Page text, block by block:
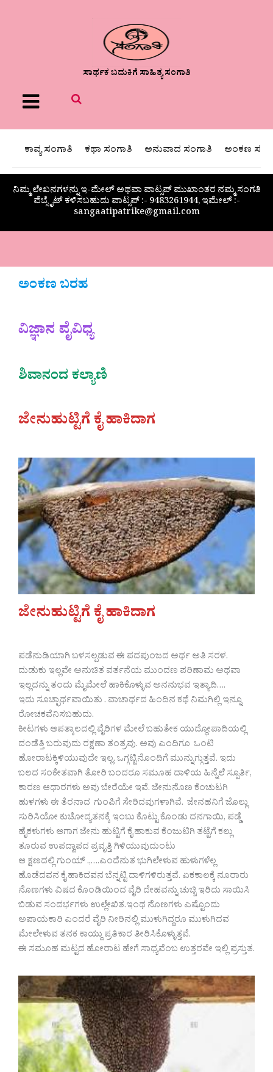
ಸಾರ್ಥಕ ಬದುಕಿಗೆ ಸಾಹಿತ್ಯ ಸಂಗಾತಿ
Menu
ಕಾವ್ಯ ಸಂಗಾತಿ ಕಥಾ ಸಂಗಾತಿ ಅನುವಾದ ಸಂಗಾತಿ ಅಂಕಣ
ನಿಮ್ಮ ಲೇಖನಗಳನ್ನು ಇ-ಮೇಲ್ ಅಥವಾ ವಾಟ್ಸಪ್ ಮುಖಾಂತರ ನಮ್ಮ ಸಂಗತಿ
ವೆಬ್ಸೈಟ್ ಕಳಿಸಬಹುದು ವಾಟ್ಸಪ್‌ :- 9483261944, ಇಮೇಲ್ :-
sangaatipatrike@gmail.com
ಅಂಕಣ ಬರಹ
ವಿಜ್ಞಾನ ವೈವಿಧ್ಯ
ಶಿವಾನಂದ ಕಲ್ಯಾಣಿ
ಜೇನುಹುಟ್ಟಿಗೆ ಕೈ ಹಾಕಿದಾಗ
ಜೇನುಹುಟ್ಟಿಗೆ ಕೈ ಹಾಕಿದಾಗ
ಪಡೆನುಡಿಯಾಗಿ ಬಳಸಲ್ಪಡುವ ಈ ಪದಪುಂಜದ ಅರ್ಥ ಅತಿ ಸರಳ.
ದುಡುಕು ಇಲ್ಲವೇ ಅನುಚಿತ ವರ್ತನೆಯ ಮುಂದಣ ಪರಿಣಾಮ ಅಥವಾ
ಇಲ್ಲದನ್ನು ತಂದು ಮೈಮೇಲೆ ಹಾಕಿಕೊಳ್ಳುವ ಅನನುಭವ ಇತ್ಯಾದಿ….
ಇದು ಸೂಚ್ಛಾರ್ಥವಾಯಿತು . ವಾಚಾರ್ಥದ ಹಿಂದಿನ ಕಥೆ ನಿಮಗಿಲ್ಲಿ ಇನ್ನೂ
ರೋಚಕವೆನಿಸಬಹುದು.
ಕೀಟಗಳು ಆಪತ್ಕಾಲದಲ್ಲಿ ವೈರಿಗಳ ಮೇಲೆ ಬಹುತೇಕ ಯುದ್ಧೋಪಾದಿಯಲ್ಲಿ
ದಂಡೆತ್ತಿ ಬರುವುದು ರಕ್ಷಣಾ ತಂತ್ರವು. ಅವು ಎಂದಿಗೂ ಒಂಟಿ
ಹೋರಾಟಕ್ಕಿಳಿಯುವುದೇ ಇಲ್ಲ. ಒಗ್ಗಟ್ಟಿನೊಂದಿಗೆ ಮುನ್ನುಗ್ಗುತ್ತವೆ. ಇದು
ಬಲದ ಸಂಕೇತವಾಗಿ ತೋರಿ ಬಂದರೂ ಸಮೂಹ ದಾಳಿಯ ಹಿನ್ನೆಲೆ ಸ್ಪೂರ್ತಿ,
ಕಾರಣ ಆಧಾರಗಳು ಅವು ಬೇರೆಯೇ ಇವೆ. ಜೇನುನೊಣ ಕೆಂಚುಟಗಿ
ಹುಳಗಳು ಈ ತೆರನಾದ ಗುಂಪಿಗೆ ಸೇರಿದವುಗಳಾಗಿವೆ. ಜೇನಹನಿಗೆ ಜೊಲ್ಲು
ಸುರಿಸಿಯೋ ಕುಚೋದ್ಯತನಕ್ಕೆ ಇಂಬು ಕೊಟ್ಟು ಕೊಂಡು ದನಗಾಯಿ, ಪಡ್ಡೆ
ಹೈಕಳುಗಳು ಆಗಾಗ ಜೇನು ಹುಟ್ಟಿಗೆ ಕೈ ಹಾಕುವ ಕೆಂಜುಟಿಗಿ ತಟ್ಟೆಗೆ ಕಲ್ಲು
ತೂರುವ ಉಪದ್ವಾಪದ ಪ್ರವೃತ್ತಿ ಗಿಳಿಯುವುದುಂಟು
ಆ ಕ್ಷಣದಲ್ಲಿ ಗುಂಯ್ .,….ಎಂದೆನುತ ಭುಗಿಲೇಳುವ ಹುಳುಗಳೆಲ್ಲ
ಹೊಡೆದವನ ಕೈ ಹಾಕಿದವನ ಬೆನ್ನಟ್ಟಿ ದಾಳಿಗಳಿರುತ್ತವೆ. ಏಕಕಾಲಕ್ಕೆ ನೂರಾರು
ನೊಣಗಳು ವಿಷದ ಕೊಂಡಿಯಿಂದ ವೈರಿ ದೇಹವನ್ನು ಚುಚ್ಚಿ ಇರಿದು ಸಾಯಿಸಿ
ಬಿಡುವ ಸಂದರ್ಭಗಳು ಉಲ್ಲೇಖಿತ.ಇಂಥ ನೊಣಗಳು ಎಷ್ಟೊಂದು
ಅಪಾಯಕಾರಿ ಎಂದರೆ ವೈರಿ ನೀರಿನಲ್ಲಿ ಮುಳುಗಿದ್ದರೂ ಮುಳುಗಿದವ
ಮೇಲೇಳುವ ತನಕ ಕಾಯ್ದು ಪ್ರತಿಕಾರ ತೀರಿಸಿಕೊಳ್ಳುತ್ತವೆ.
ಈ ಸಮೂಹ ಮಟ್ಟದ ಹೋರಾಟ ಹೇಗೆ ಸಾಧ್ಯವೆಂಬ ಉತ್ತರವೇ ಇಲ್ಲಿ ಪ್ರಸ್ತುತ.